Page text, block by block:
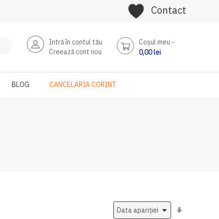
Contact
Intră în contul tău
Creează cont nou
Coşul meu
0,00 lei
BLOG CANCELARIA CORINT